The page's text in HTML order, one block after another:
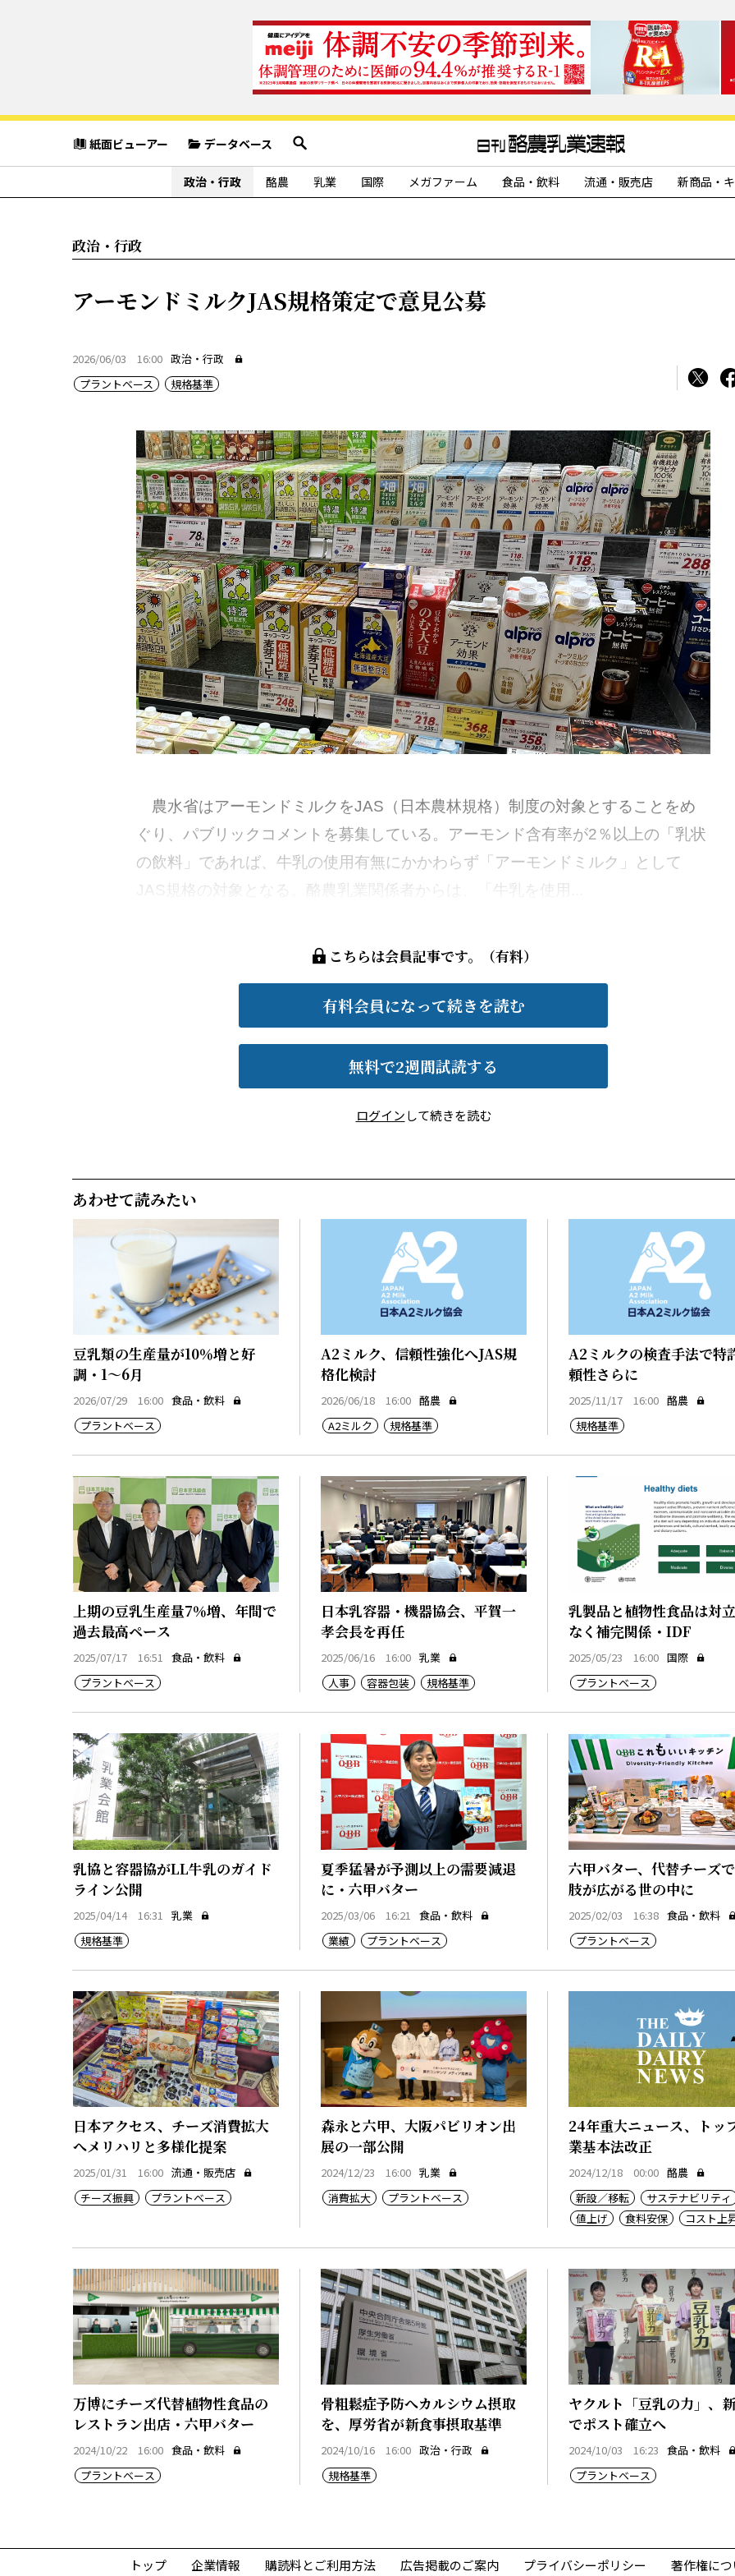
紙面ビューアー データベース
政治・行政 酪農 乳業 国際 メガファーム 食品・飲料 流通・販売店 新商品・
政治・行政
アーモンドミルクJAS規格策定で意見公募
2026/06/03 16:00 政治・行政
プラントベース
規格基準
農水省はアーモンドミルクをJAS（日本農林規格）制度の対象とすることをめ
ぐり、パブリックコメントを募集している。アーモンド含有率が2％以上の「乳状
の飲料」であれば、牛乳の使用有無にかかわらず「アーモンドミルク」として
JAS規格の対象となる。酪農乳業関係者からは、「牛乳を使用...
こちらは会員記事です。（有料）
有料会員になって続きを読む
無料で2週間試読する
ログインして続きを読む
あわせて読みたい
豆乳類の生産量が10％増と好
調・1～6月
2026/07/29 16:00 食品・飲料
プラントベース
A2ミルク、信頼性強化へJAS規
格化検討
2026/06/18 16:00 酪農
A2ミルク
規格基準
A2ミルクの検査手法で特
頼性さらに
2025/11/17 16:00 酪農
規格基準
上期の豆乳生産量7％増、年間で
過去最高ペース
2025/07/17 16:51 食品・飲料
プラントベース
日本乳容器・機器協会、平賀一
孝会長を再任
2025/06/16 16:00 乳業
人事
容器包装 規格基準
乳製品と植物性食品は対
なく補完関係・IDF
2025/05/23 16:00 国際
プラントベース
乳協と容器協がLL牛乳のガイド
ライン公開
2025/04/14 16:31
乳業
規格基準
夏季猛暑が予測以上の需要減退
に・六甲バター
2025/03/06 16:21
食品・飲料
業績
プラントベース
六甲バター、代替チーズ
肢が広がる世の中に
2025/02/03 16:38 食品・飲料
プラントベース
日本アクセス、チーズ消費拡大
へメリハリと多様化提案
2025/01/31 16:00 流通・販売店
チーズ振興
プラントベース
森永と六甲、大阪パビリオン出
展の一部公開
2024/12/23 16:00 乳業
消費拡大
プラントベース
24年重大ニュース、トッ
業基本法改正
2024/12/18 00:00 酪農
新設／移転
サステナビリティ
値上げ
食料安保
コスト上
万博にチーズ代替植物性食品の
レストラン出店・六甲バター
2024/10/22 16:00 食品・飲料
プラントベース
骨粗鬆症予防へカルシウム摂取
を、厚労省が新食事摂取基準
2024/10/16 16:00 政治・行政
規格基準
ヤクルト「豆乳の力」、
でポスト確立へ
2024/10/03 16:23 食品・飲料
プラントベース
トップ 企業情報 購読料とご利用方法 広告掲載のご案内 プライバシーポリシー 著作権に